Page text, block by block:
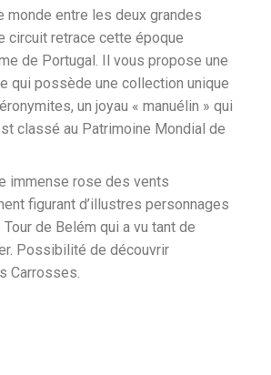
monde entre les deux grandes
circuit retrace cette époque
de Portugal. Il vous propose une
qui possède une collection unique
un joyau « manuélin » qui
classé au Patrimoine Mondial de
immense rose des vents
figurant d’illustres personnages
de Belém qui a vu tant de
Possibilité de découvrir
Carrosses.